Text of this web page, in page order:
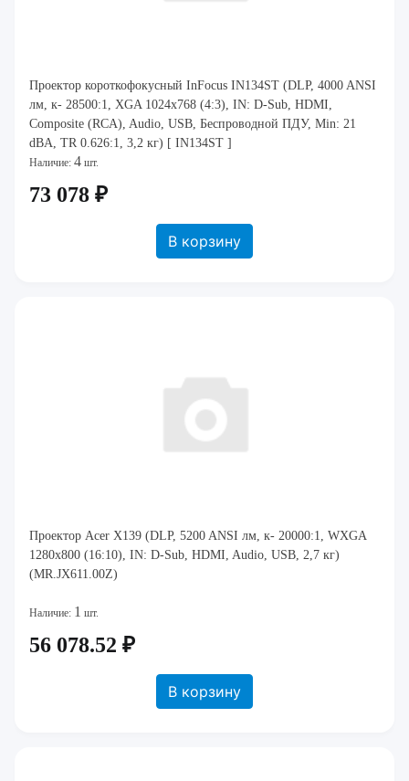
Проектор короткофокусный InFocus IN134ST (DLP, 4000 ANSI
лм, к- 28500:1, XGA 1024x768 (4:3), IN: D-Sub, HDMI,
Composite (RCA), Audio, USB, Беспроводной ПДУ, Min: 21
dBA, TR 0.626:1, 3,2 кг) [ IN134ST ]
Наличие: 4 шт.
73 078 ₽
В корзину
Проектор Acer X139 (DLP, 5200 ANSI лм, к- 20000:1, WXGA
1280x800 (16:10), IN: D-Sub, HDMI, Audio, USB, 2,7 кг)
(MR.JX611.00Z)
Наличие: 1 шт.
56 078.52 ₽
В корзину